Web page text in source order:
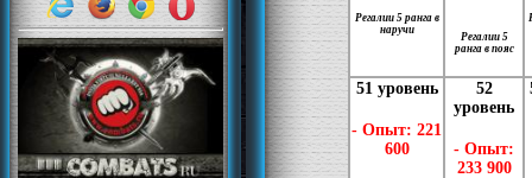
Регалии 5 ранга в
наручи
Регалии 5
ранга в пояс
51 уровень
- Опыт: 221
600
52
уровень
- Опыт:
233 900